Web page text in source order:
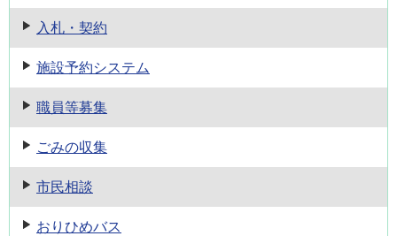
入札・契約
施設予約システム
職員等募集
ごみの収集
市民相談
おりひめバス